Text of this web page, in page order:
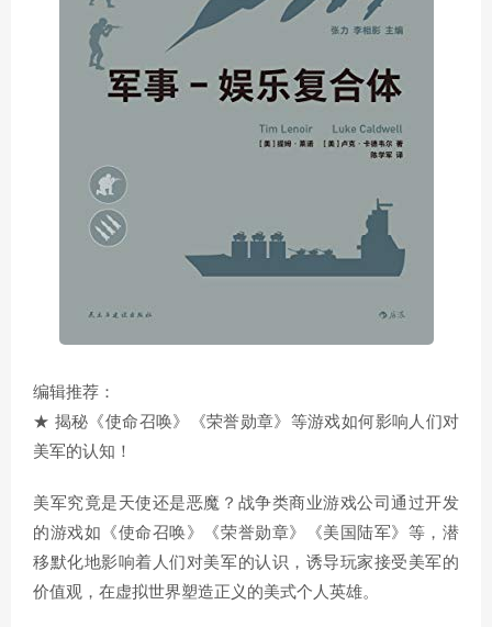
编辑推荐：
★ 揭秘《使命召唤》《荣誉勋章》等游戏如何影响人们对
美军的认知！
美军究竟是天使还是恶魔？战争类商业游戏公司通过开发
的游戏如《使命召唤》《荣誉勋章》《美国陆军》等，潜
移默化地影响着人们对美军的认识，诱导玩家接受美军的
价值观，在虚拟世界塑造正义的美式个人英雄。